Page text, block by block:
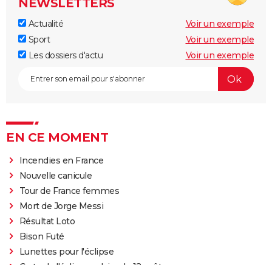
NEWSLETTERS
Actualité
Voir un exemple
Sport
Voir un exemple
Les dossiers d'actu
Voir un exemple
EN CE MOMENT
Incendies en France
Nouvelle canicule
Tour de France femmes
Mort de Jorge Messi
Résultat Loto
Bison Futé
Lunettes pour l'éclipse